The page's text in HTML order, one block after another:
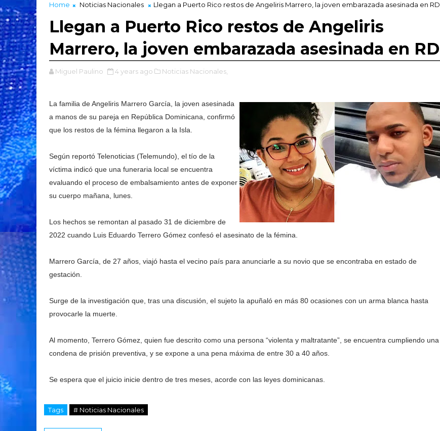
Home Noticias Nacionales Llegan a Puerto Rico restos de Angeliris Marrero, la joven embarazada asesinada en RD
Llegan a Puerto Rico restos de Angeliris
Marrero, la joven embarazada asesinada en RD
Miguel Paulino 4 years ago Noticias Nacionales,
La familia de Angeliris Marrero García, la joven asesinada
a manos de su pareja en República Dominicana, confirmó
que los restos de la fémina llegaron a la Isla.
Según reportó Telenoticias (Telemundo), el tío de la
víctima indicó que una funeraria local se encuentra
evaluando el proceso de embalsamiento antes de exponer
su cuerpo mañana, lunes.
Los hechos se remontan al pasado 31 de diciembre de
2022 cuando Luis Eduardo Terrero Gómez confesó el asesinato de la fémina.
Marrero García, de 27 años, viajó hasta el vecino país para anunciarle a su novio que se encontraba en estado de
gestación.
Surge de la investigación que, tras una discusión, el sujeto la apuñaló en más 80 ocasiones con un arma blanca hasta
provocarle la muerte.
Al momento, Terrero Gómez, quien fue descrito como una persona “violenta y maltratante”, se encuentra cumpliendo una
condena de prisión preventiva, y se expone a una pena máxima de entre 30 a 40 años.
Se espera que el juicio inicie dentro de tres meses, acorde con las leyes dominicanas.
Tags # Noticias Nacionales